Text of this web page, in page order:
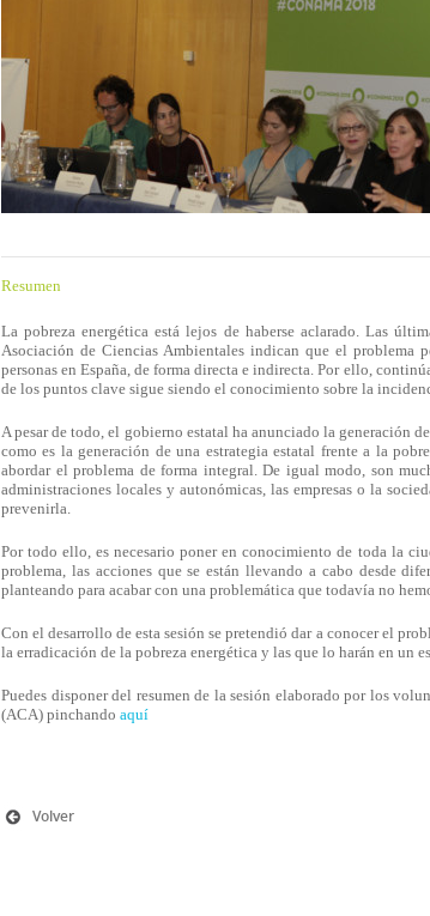
Resumen
La pobreza energética está lejos de haberse aclarado. Las
Asociación de Ciencias Ambientales indican que el problema
personas en España, de forma directa e indirecta. Por ello,
de los puntos clave sigue siendo el conocimiento sobre la
A pesar de todo, el gobierno estatal ha anunciado la generación
como es la generación de una estrategia estatal frente a la
abordar el problema de forma integral. De igual modo, son
administraciones locales y autonómicas, las empresas o la
prevenirla.
Por todo ello, es necesario poner en conocimiento de toda la
problema, las acciones que se están llevando a cabo desde
planteando para acabar con una problemática que todavía no
Con el desarrollo de esta sesión se pretendió dar a conocer el
la erradicación de la pobreza energética y las que lo harán en un
Puedes disponer del resumen de la sesión elaborado por los
(ACA) pinchando aquí
Volver